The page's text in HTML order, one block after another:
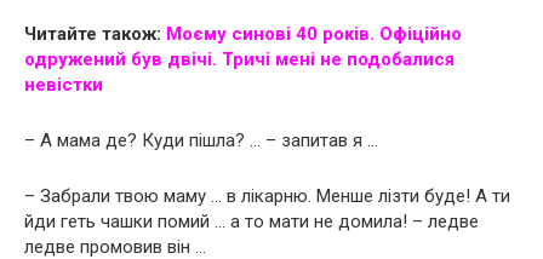
Читайте також: Моєму синові 40 років. Офіційно
одружений був двічі. Тричі мені не подобалися
невістки
– А мама де? Куди пішла? … – запитав я …
– Забрали твою маму … в лікарню. Менше лізти буде! А ти
йди геть чашки помий … а то мати не домила! – ледве
ледве промовив він …